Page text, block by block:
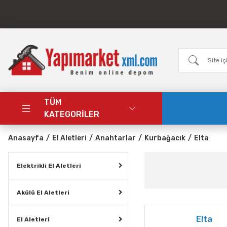
TÜM
KATEGORİLER
Anasayfa El Aletleri Anahtarlar Kurbağacık Elta
Elektrikli El Aletleri
Akülü El Aletleri
El Aletleri Elta